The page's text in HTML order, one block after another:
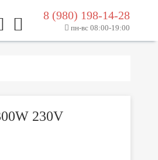
8 (980) 198-14-28
пн-вс 08:00-19:00
230V